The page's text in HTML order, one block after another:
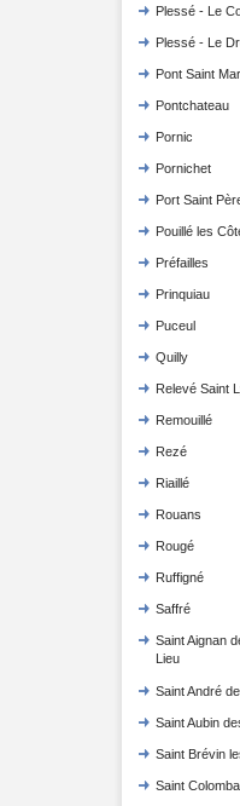
Plessé - Le
Plessé - Le
Pont Saint
Pontchateau
Pornic
Pornichet
Port Saint
Pouillé les
Préfailles
Prinquiau
Puceul
Quilly
Relevé Saint
Remouillé
Rezé
Riaillé
Rouans
Rougé
Ruffigné
Saffré
Saint Aignan
Lieu
Saint André
Saint Aubin
Saint Brévin
Saint